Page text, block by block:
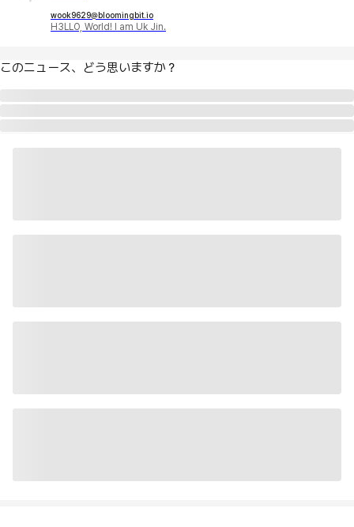
wook9629@bloomingbit.io
H3LLO, World! I am Uk Jin.
このニュース、どう思いますか？